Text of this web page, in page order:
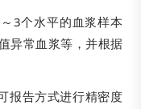
3个水平的血浆样本
异常血浆等，并根据
报告方式进行精密度